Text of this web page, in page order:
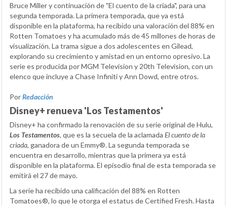
Bruce Miller y continuación de "El cuento de la criada", para una
segunda temporada. La primera temporada, que ya está
disponible en la plataforma, ha recibido una valoración del 88% en
Rotten Tomatoes y ha acumulado más de 45 millones de horas de
visualización. La trama sigue a dos adolescentes en Gilead,
explorando su crecimiento y amistad en un entorno opresivo. La
serie es producida por MGM Television y 20th Television, con un
elenco que incluye a Chase Infiniti y Ann Dowd, entre otros.
PorRedacción
Disney+ renueva 'Los Testamentos'
Disney+ ha confirmado la renovación de su serie original de Hulu,
Los Testamentos, que es la secuela de la aclamada El cuento de la
criada, ganadora de un Emmy®. La segunda temporada se
encuentra en desarrollo, mientras que la primera ya está
disponible en la plataforma. El episodio final de esta temporada se
emitirá el 27 de mayo.
La serie ha recibido una calificación del 88% en Rotten
Tomatoes®, lo que le otorga el estatus de Certified Fresh. Hasta